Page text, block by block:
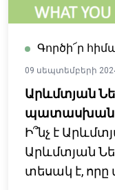
Գործի՜ր
09 սեպտեմբերի
Արևմտյան
պատասխան
Ի՞նչ է
Արևմտյան
տեսակ է, որը